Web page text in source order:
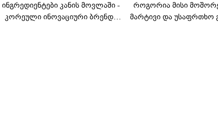
ინგრედიენტები კანის მოვლაში -
კორეული ინოვაციური ბრენდი
როგორია მისი
მარტივი და უსაფრთხო